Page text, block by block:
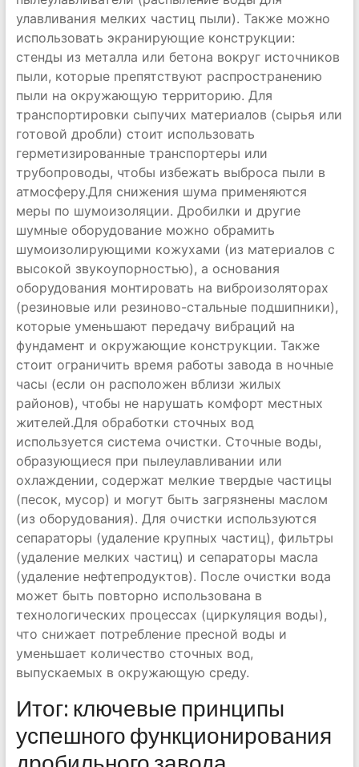
улавливания мелких частиц пыли). Также можно
использовать экранирующие конструкции:
стенды из металла или бетона вокруг источников
пыли, которые препятствуют распространению
пыли на окружающую территорию. Для
транспортировки сыпучих материалов (сырья или
готовой дробли) стоит использовать
герметизированные транспортеры или
трубопроводы, чтобы избежать выброса пыли в
атмосферу.Для снижения шума применяются
меры по шумоизоляции. Дробилки и другие
шумные оборудование можно обрамить
шумоизолирующими кожухами (из материалов с
высокой звукоупорностью), а основания
оборудования монтировать на виброизоляторах
(резиновые или резиново-стальные подшипники),
которые уменьшают передачу вибраций на
фундамент и окружающие конструкции. Также
стоит ограничить время работы завода в ночные
часы (если он расположен вблизи жилых
районов), чтобы не нарушать комфорт местных
жителей.Для обработки сточных вод
используется система очистки. Сточные воды,
образующиеся при пылеулавливании или
охлаждении, содержат мелкие твердые частицы
(песок, мусор) и могут быть загрязнены маслом
(из оборудования). Для очистки используются
сепараторы (удаление крупных частиц), фильтры
(удаление мелких частиц) и сепараторы масла
(удаление нефтепродуктов). После очистки вода
может быть повторно использована в
технологических процессах (циркуляция воды),
что снижает потребление пресной воды и
уменьшает количество сточных вод,
выпускаемых в окружающую среду.
Итог: ключевые принципы
успешного функционирования